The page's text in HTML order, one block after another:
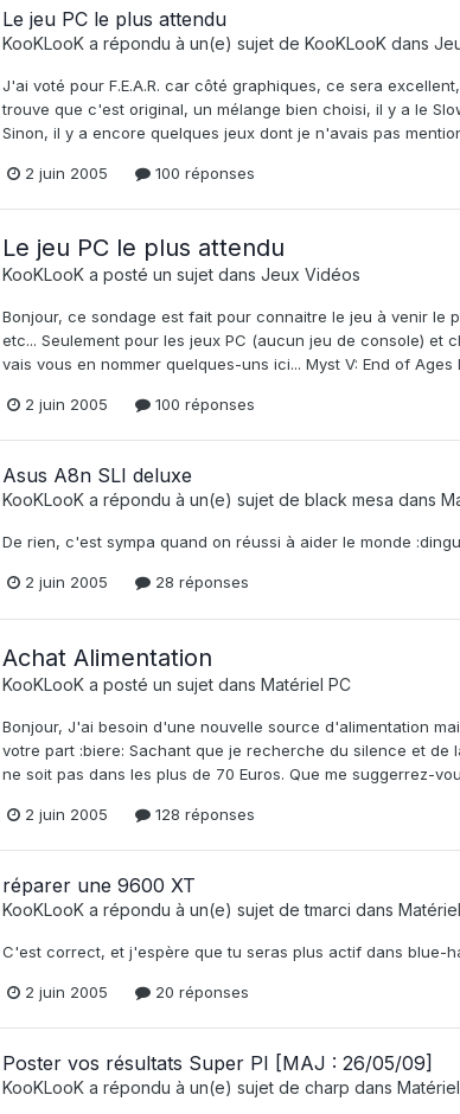
Le jeu PC le plus attendu
KooKLooKa répondu à un(e) sujet de KooKLooKdans
J'ai voté pour F.E.A.R. car côté graphiques, ce sera
trouve que c'est original, un mélange bien choisi, il y a le
Sinon, il y a encore quelques jeux dont je n'avais pas
2 juin 2005 100 réponses
Le jeu PC le plus attendu
KooKLooKa posté un sujet dans Jeux Vidéos
Bonjour, ce sondage est fait pour connaitre le jeu à venir le
etc... Seulement pour les jeux PC (aucun jeu de console)
vais vous en nommer quelques-uns ici... Myst V: End of Ages
2 juin 2005 100 réponses
Asus A8n SLI deluxe
KooKLooKa répondu à un(e) sujet de black mesa dans
De rien, c'est sympa quand on réussi à aider le monde
2 juin 2005 28 réponses
Achat Alimentation
KooKLooKa posté un sujet dans Matériel PC
Bonjour, J'ai besoin d'une nouvelle source d'alimentation
votre part :biere: Sachant que je recherche du silence et
ne soit pas dans les plus de 70 Euros. Que me suggerrez-
2 juin 2005 128 réponses
réparer une 9600 XT
KooKLooKa répondu à un(e) sujet detmarci dans
C'est correct, et j'espère que tu seras plus actif dans blue-
2 juin 2005 20 réponses
Poster vos résultats Super PI [MAJ : 26/05/09]
KooKLooKa répondu à un(e) sujet de charp dans